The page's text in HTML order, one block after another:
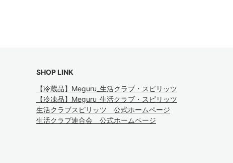
SHOP LINK
【冷蔵品】Meguru_生活クラブ・スピリッツ
【冷凍品】Meguru_生活クラブ・スピリッツ
生活クラブスピリッツ 公式ホームページ
生活クラブ連合会 公式ホームページ